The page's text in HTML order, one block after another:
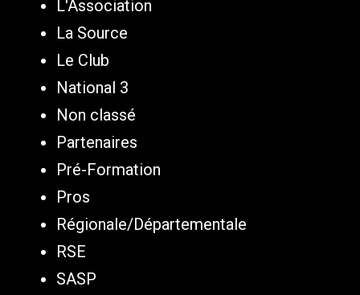
L'Association
La Source
Le Club
National 3
Non classé
Partenaires
Pré-Formation
Pros
Régionale/Départementale
RSE
SASP